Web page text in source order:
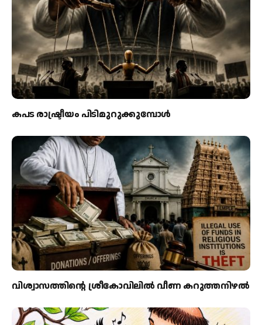
കപട രാഷ്ട്രീയം പിടിമുറുക്കുമ്പോള്‍
വിശ്വാസത്തിന്റെ ശ്രീകോവിലില്‍ വീണ കറുത്തനിഴല്‍